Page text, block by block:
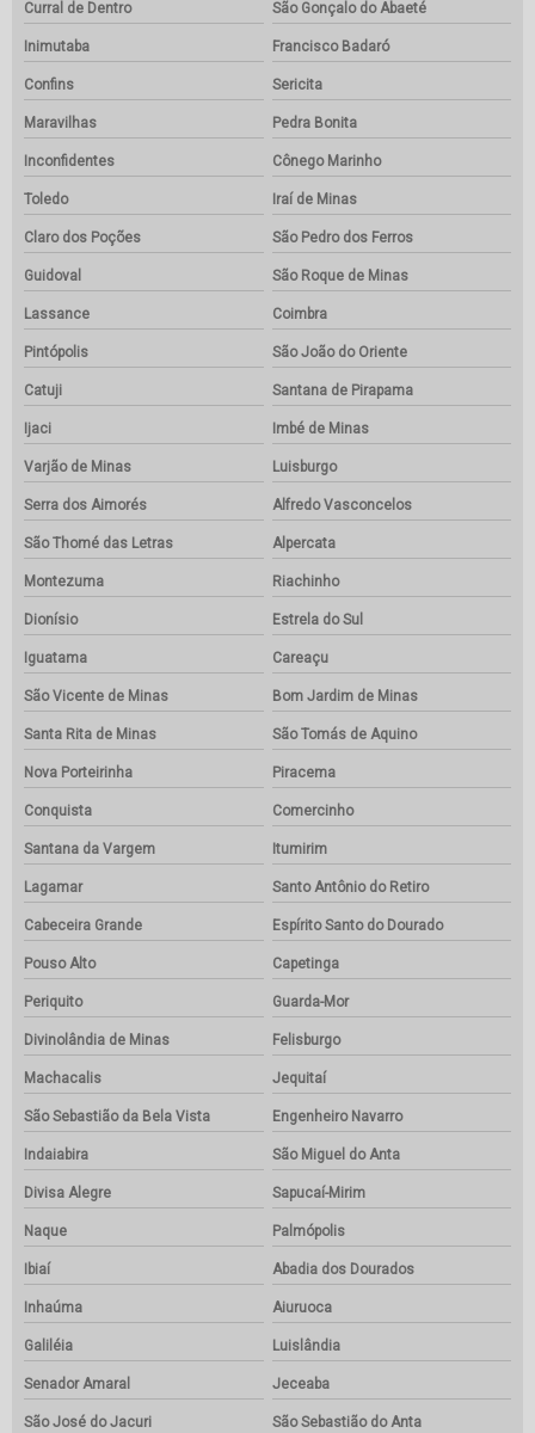
Curral de Dentro São Gonçalo do Abaeté
Inimutaba Francisco Badaró
Confins Sericita
Maravilhas Pedra Bonita
Inconfidentes Cônego Marinho
Toledo Iraí de Minas
Claro dos Poções São Pedro dos Ferros
Guidoval São Roque de Minas
Lassance Coimbra
Pintópolis São João do Oriente
Catuji Santana de Pirapama
Ijaci Imbé de Minas
Varjão de Minas Luisburgo
Serra dos Aimorés Alfredo Vasconcelos
São Thomé das Letras Alpercata
Montezuma Riachinho
Dionísio Estrela do Sul
Iguatama Careaçu
São Vicente de Minas Bom Jardim de Minas
Santa Rita de Minas São Tomás de Aquino
Nova Porteirinha Piracema
Conquista Comercinho
Santana da Vargem Itumirim
Lagamar Santo Antônio do Retiro
Cabeceira Grande Espírito Santo do Dourado
Pouso Alto Capetinga
Periquito Guarda-Mor
Divinolândia de Minas Felisburgo
Machacalis Jequitaí
São Sebastião da Bela Vista Engenheiro Navarro
Indaiabira São Miguel do Anta
Divisa Alegre Sapucaí-Mirim
Naque Palmópolis
Ibiaí Abadia dos Dourados
Inhaúma Aiuruoca
Galiléia Luislândia
Senador Amaral Jeceaba
São José do Jacuri São Sebastião do Anta